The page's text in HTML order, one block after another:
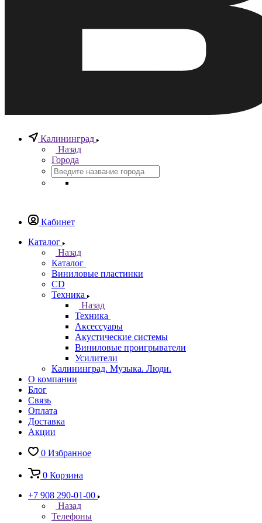
Калининград
Назад
Города
Кабинет
Каталог
Назад
Каталог
Виниловые пластинки
CD
Техника
Назад
Техника
Аксессуары
Акустические системы
Виниловые проигрыватели
Усилители
Калининград. Музыка. Люди.
О компании
Блог
Связь
Оплата
Доставка
Акции
0 Избранное
0 Корзина
+7 908 290-01-00
Назад
Телефоны